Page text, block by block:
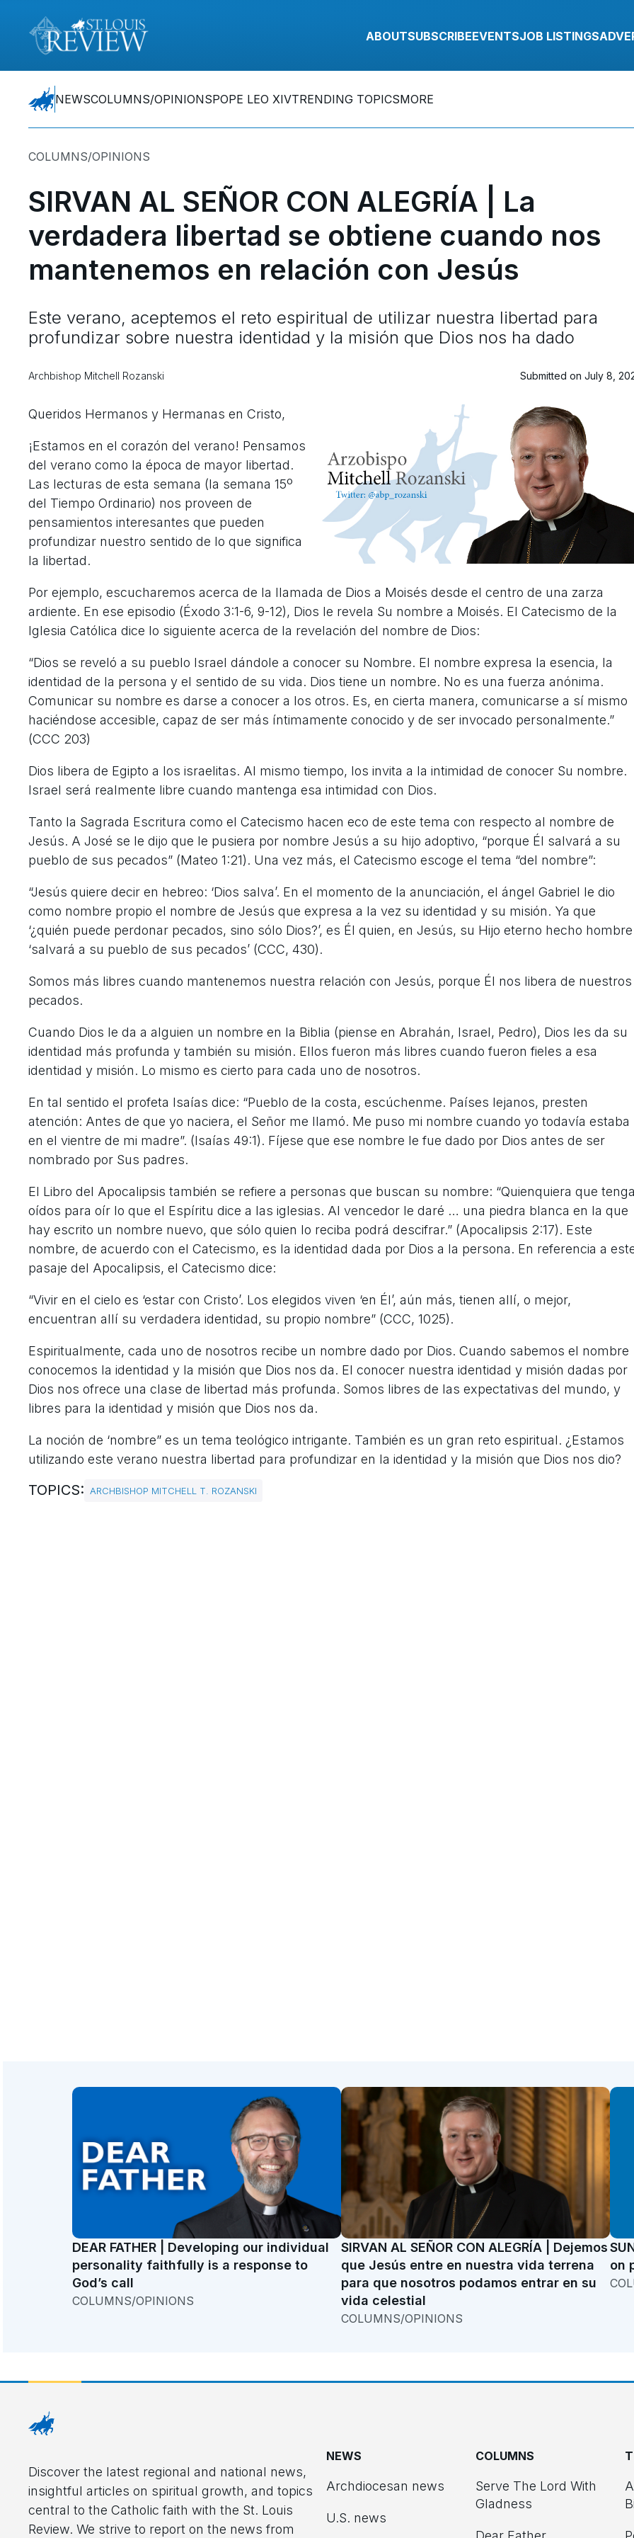
ABOUTSUBSCRIBEEVENTSJOB LISTINGS
NEWSCOLUMNS/OPINIONSPOPE LEO XIVTRENDING TOPICSMORE
COLUMNS/OPINIONS
SIRVAN AL SEÑOR CON ALEGRÍA | La
verdadera libertad se obtiene cuando nos
mantenemos en relación con Jesús
Este verano, aceptemos el reto espiritual de utilizar nuestra libertad para
profundizar sobre nuestra identidad y la misión que Dios nos ha dado
Archbishop Mitchell Rozanski Submitted on July 8,
Queridos Hermanos y Hermanas en Cristo,
¡Estamos en el corazón del verano! Pensamos
del verano como la época de mayor libertad.
Las lecturas de esta semana (la semana 15º
del Tiempo Ordinario) nos proveen de
pensamientos interesantes que pueden
profundizar nuestro sentido de lo que significa
la libertad.
Por ejemplo, escucharemos acerca de la llamada de Dios a Moisés desde el centro de una zarza
ardiente. En ese episodio (Éxodo 3:1-6, 9-12), Dios le revela Su nombre a Moisés. El Catecismo de la
Iglesia Católica dice lo siguiente acerca de la revelación del nombre de Dios:
“Dios se reveló a su pueblo Israel dándole a conocer su Nombre. El nombre expresa la esencia, la
identidad de la persona y el sentido de su vida. Dios tiene un nombre. No es una fuerza anónima.
Comunicar su nombre es darse a conocer a los otros. Es, en cierta manera, comunicarse a sí mismo
haciéndose accesible, capaz de ser más íntimamente conocido y de ser invocado personalmente.”
(CCC 203)
Dios libera de Egipto a los israelitas. Al mismo tiempo, los invita a la intimidad de conocer Su nombre.
Israel será realmente libre cuando mantenga esa intimidad con Dios.
Tanto la Sagrada Escritura como el Catecismo hacen eco de este tema con respecto al nombre de
Jesús. A José se le dijo que le pusiera por nombre Jesús a su hijo adoptivo, “porque Él salvará a su
pueblo de sus pecados” (Mateo 1:21). Una vez más, el Catecismo escoge el tema “del nombre”:
“Jesús quiere decir en hebreo: ‘Dios salva’. En el momento de la anunciación, el ángel Gabriel le dio
como nombre propio el nombre de Jesús que expresa a la vez su identidad y su misión. Ya que
‘¿quién puede perdonar pecados, sino sólo Dios?’, es Él quien, en Jesús, su Hijo eterno hecho hombre
‘salvará a su pueblo de sus pecados’ (CCC, 430).
Somos más libres cuando mantenemos nuestra relación con Jesús, porque Él nos libera de nuestros
pecados.
Cuando Dios le da a alguien un nombre en la Biblia (piense en Abrahán, Israel, Pedro), Dios les da su
identidad más profunda y también su misión. Ellos fueron más libres cuando fueron fieles a esa
identidad y misión. Lo mismo es cierto para cada uno de nosotros.
En tal sentido el profeta Isaías dice: “Pueblo de la costa, escúchenme. Países lejanos, presten
atención: Antes de que yo naciera, el Señor me llamó. Me puso mi nombre cuando yo todavía estaba
en el vientre de mi madre”. (Isaías 49:1). Fíjese que ese nombre le fue dado por Dios antes de ser
nombrado por Sus padres.
El Libro del Apocalipsis también se refiere a personas que buscan su nombre: “Quienquiera que
oídos para oír lo que el Espíritu dice a las iglesias. Al vencedor le daré … una piedra blanca en la que
hay escrito un nombre nuevo, que sólo quien lo reciba podrá descifrar.” (Apocalipsis 2:17). Este
nombre, de acuerdo con el Catecismo, es la identidad dada por Dios a la persona. En referencia a
pasaje del Apocalipsis, el Catecismo dice:
“Vivir en el cielo es ‘estar con Cristo’. Los elegidos viven ‘en Él’, aún más, tienen allí, o mejor,
encuentran allí su verdadera identidad, su propio nombre” (CCC, 1025).
Espiritualmente, cada uno de nosotros recibe un nombre dado por Dios. Cuando sabemos el nombre
conocemos la identidad y la misión que Dios nos da. El conocer nuestra identidad y misión dadas por
Dios nos ofrece una clase de libertad más profunda. Somos libres de las expectativas del mundo, y
libres para la identidad y misión que Dios nos da.
La noción de ‘nombre” es un tema teológico intrigante. También es un gran reto espiritual. ¿Estamos
utilizando este verano nuestra libertad para profundizar en la identidad y la misión que Dios nos dio?
TOPICS: ARCHBISHOP MITCHELL T. ROZANSKI
DEAR FATHER | Developing our individual
personality faithfully is a response to
God’s call
COLUMNS/OPINIONS
SIRVAN AL SEÑOR CON ALEGRÍA | Dejemos
que Jesús entre en nuestra vida terrena
para que nosotros podamos entrar en su
vida celestial
COLUMNS/OPINIONS
on
Discover the latest regional and national news,
insightful articles on spiritual growth, and topics
central to the Catholic faith with the St. Louis
Review. We strive to report on the news from
NEWS
Archdiocesan news
U.S. news
COLUMNS
Serve The Lord With
Gladness